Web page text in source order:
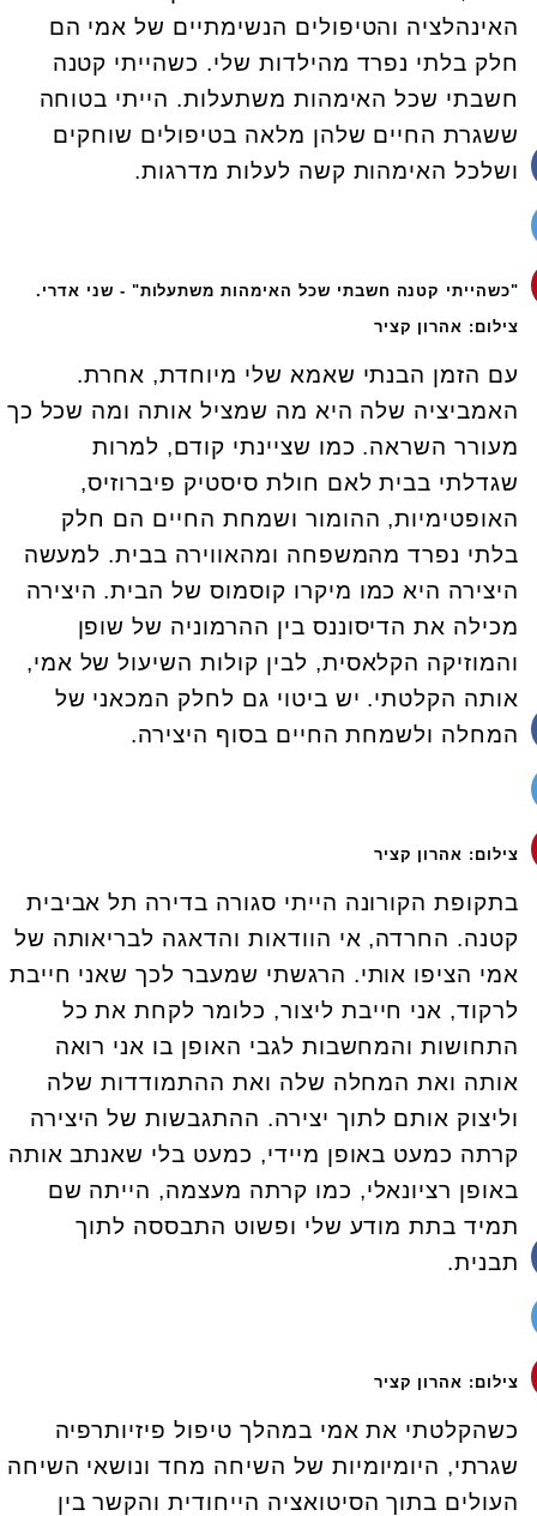
האינהלציה והטיפולים הנשימתיים של אמי הם
חלק בלתי נפרד מהילדות שלי. כשהייתי קטנה
חשבתי שכל האימהות משתעלות. הייתי בטוחה
ששגרת החיים שלהן מלאה בטיפולים שוחקים
ושלכל האימהות קשה לעלות מדרגות.
"כשהייתי קטנה חשבתי שכל האימהות משתעלות" - שני אדרי.
צילום: אהרון קציר
עם הזמן הבנתי שאמא שלי מיוחדת, אחרת.
האמביציה שלה היא מה שמציל אותה ומה שכל כך
מעורר השראה. כמו שציינתי קודם, למרות
שגדלתי בבית לאם חולת סיסטיק פיברוזיס,
האופטימיות, ההומור ושמחת החיים הם חלק
בלתי נפרד מהמשפחה ומהאווירה בבית. למעשה
היצירה היא כמו מיקרו קוסמוס של הבית. היצירה
מכילה את הדיסוננס בין ההרמוניה של שופן
והמוזיקה הקלאסית, לבין קולות השיעול של אמי,
אותה הקלטתי. יש ביטוי גם לחלק המכאני של
המחלה ולשמחת החיים בסוף היצירה.
צילום: אהרון קציר
בתקופת הקורונה הייתי סגורה בדירה תל אביבית
קטנה. החרדה, אי הוודאות והדאגה לבריאותה של
אמי הציפו אותי. הרגשתי שמעבר לכך שאני חייבת
לרקוד, אני חייבת ליצור, כלומר לקחת את כל
התחושות והמחשבות לגבי האופן בו אני רואה
אותה ואת המחלה שלה ואת ההתמודדות שלה
וליצוק אותם לתוך יצירה. ההתגבשות של היצירה
קרתה כמעט באופן מיידי, כמעט בלי שאנתב אותה
באופן רציונאלי, כמו קרתה מעצמה, הייתה שם
תמיד בתת מודע שלי ופשוט התבססה לתוך
תבנית.
צילום: אהרון קציר
כשהקלטתי את אמי במהלך טיפול פיזיותרפיה
שגרתי, היומיומיות של השיחה מחד ונושאי השיחה
העולים בתוך הסיטואציה הייחודית והקשר בין